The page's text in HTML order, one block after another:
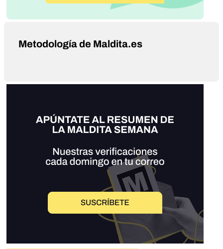
Metodología de Maldita.es